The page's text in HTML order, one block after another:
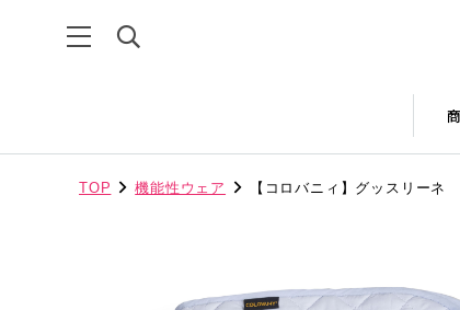
TOP 機能性ウェア 【コロバニィ】グッスリー